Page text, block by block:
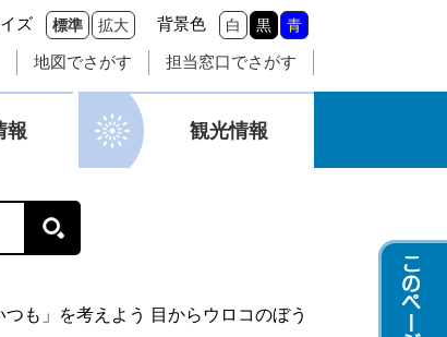
ズ 標準 拡大 背景色 白 黒 青
地図でさがす 担当窓口でさがす
報 観光情報
も」を考えよう 目からウロコのぼう